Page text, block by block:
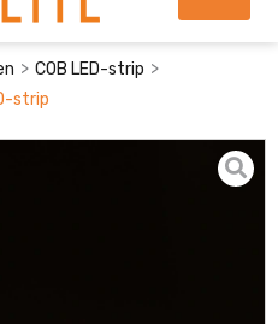
> COB LED-strip >
strip